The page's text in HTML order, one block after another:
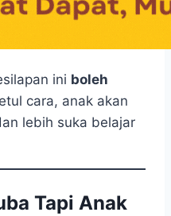
ini boleh
cara, anak akan
lebih suka belajar
Tapi Anak